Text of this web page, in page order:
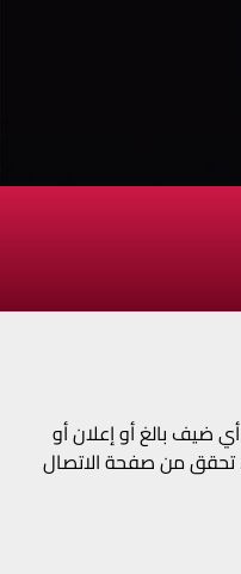
ضيف بالغ أو إعلان أو
تحقق من صفحة الاتصال